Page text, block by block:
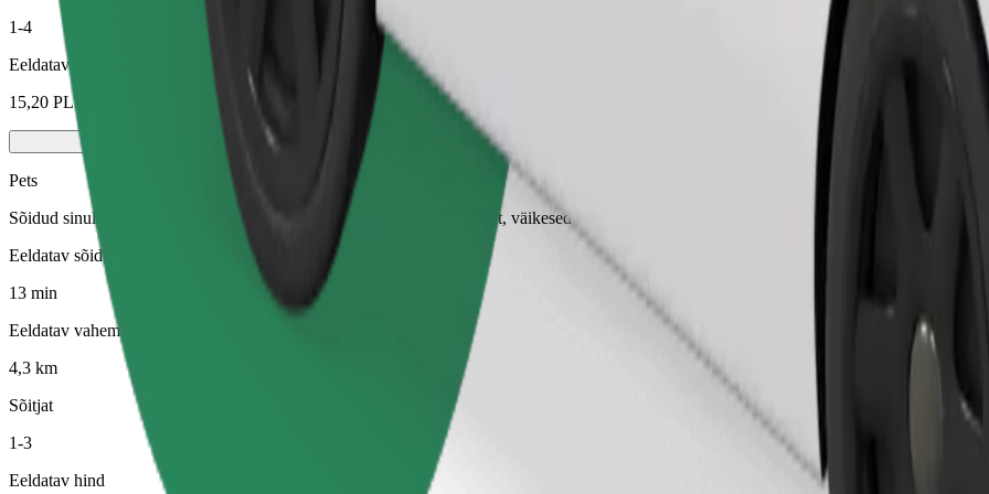
1-4
Eeldatav hind
15,20 PLN
Pets
Sõidud sinule ja sinu lemmikloomale. Koerad peavad kandma korvõret, väikesed loomad vajavad kandekorvi ning istmed tuleb kaitsta
Eeldatav sõiduaeg
13 min
Eeldatav vahemaa
4,3 km
Sõitjat
1-3
Eeldatav hind